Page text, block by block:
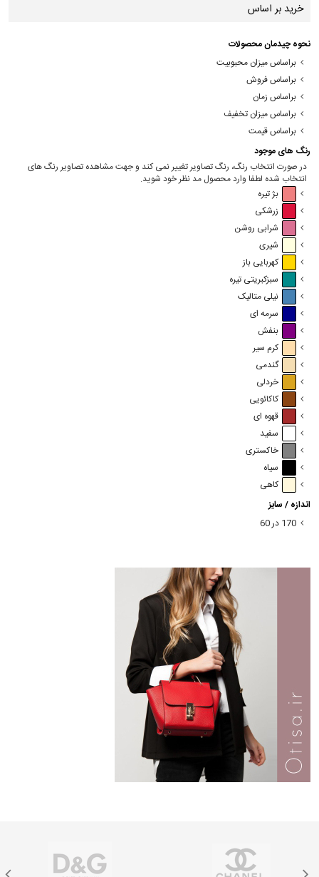
خرید بر اساس
نحوه چیدمان محصولات
براساس میزان محبوبیت
براساس فروش
براساس زمان
براساس میزان تخفیف
براساس قیمت
رنگ های موجود
در صورت انتخاب رنگ، رنگ تصاویر تغییر نمی کند و جهت مشاهده تصاویر رنگ های
انتخاب شده لطفا وارد محصول مد نظر خود شوید.
بژ تیره
زرشکی
شرابی روشن
شیری
کهربایی باز
سبزکبریتی تیره
نیلی متالیک
سرمه ای
بنفش
کرم سیر
گندمی
خردلی
کاکائویی
قهوه ای
سفید
خاکستری
سیاه
کاهی
اندازه / سایز
170 در 60